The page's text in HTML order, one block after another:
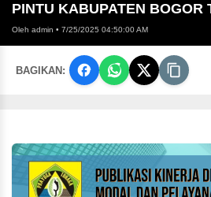
PINTU KABUPATEN BOGOR
Oleh admin • 7/25/2025 04:50:00 AM
BAGIKAN: